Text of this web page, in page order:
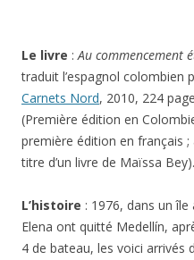
Le livre :Au commencement
traduit l’espagnol colombien
Carnets Nord, 2010, 224
(Première édition en
première édition en français
titre d’un livre de Maïssa Bey).
L’histoire : 1976, dans un
Elena ont quitté Medellín,
4 de bateau, les voici arrivés